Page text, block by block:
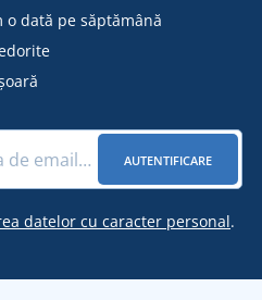
o dată pe săptămână
AUTENTIFICARE
datelor cu caracter personal.